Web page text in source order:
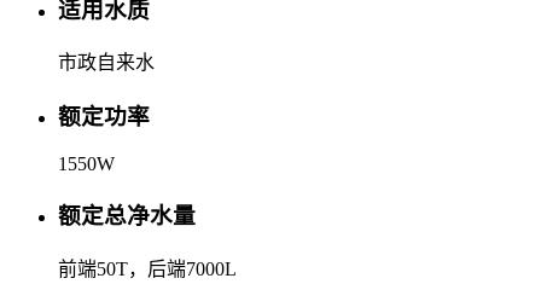
适用水质
市政自来水
额定功率
1550W
额定总净水量
前端50T，后端7000L